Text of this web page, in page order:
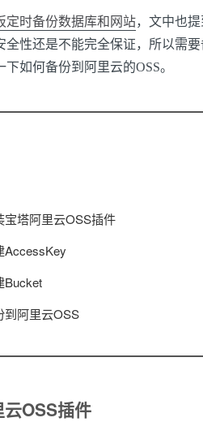
定时备份数据库和网站，文中也
全性还是不能完全保证，所以需
如何备份到阿里云的OSS。
宝塔阿里云OSS插件
AccessKey
Bucket
到阿里云OSS
OSS插件